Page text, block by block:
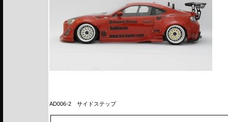
AD006-2 サイドステップ